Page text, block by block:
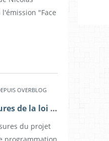
"Face
OVERBLOG
Les principales mesures de la loi sur la sécurité intérieure (Loppsi 2)
du projet